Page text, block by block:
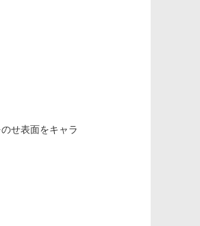
せ表面をキャラ